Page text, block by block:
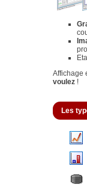
Affichage
voulez !
Les